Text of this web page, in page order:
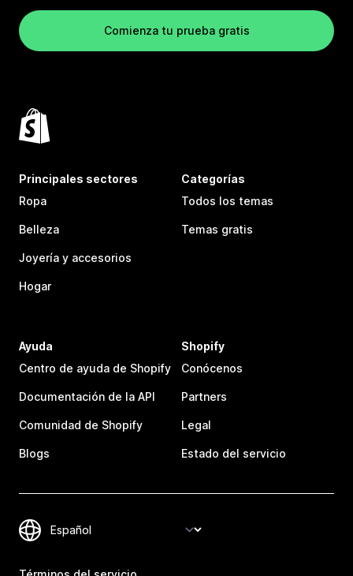
Comienza tu prueba gratis
Principales sectores
Ropa
Belleza
Joyería y accesorios
Hogar
Categorías
Todos los temas
Temas gratis
Ayuda
Centro de ayuda de Shopify
Documentación de la API
Comunidad de Shopify
Blogs
Shopify
Conócenos
Partners
Legal
Estado del servicio